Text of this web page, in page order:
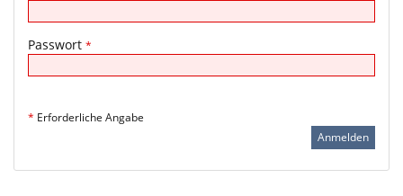
Passwort *
* Erforderliche Angabe